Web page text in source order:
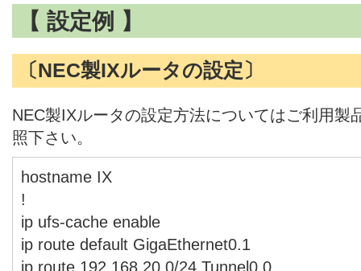
【 設定例 】
〔NEC製IXルータの設定〕
NEC製IXルータの設定方法についてはご利用製
照下さい。
hostname IX
!
ip ufs-cache enable
ip route default GigaEthernet0.1
ip route 192.168.20.0/24 Tunnel0.0